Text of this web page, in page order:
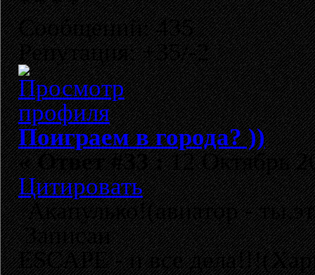
Сообщений: 435
Репутация: +35/-2
Поиграем в города? ))
«Ответ #33 :12 Октябрь
Цитировать
Акапулько!(авиатор -
Записан
ESCAPE - и все